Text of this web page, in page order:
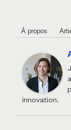
À propos
innovation.